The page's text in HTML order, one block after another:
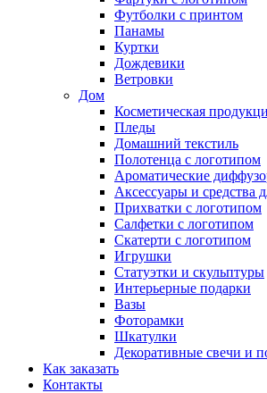
Футболки с принтом
Панамы
Куртки
Дождевики
Ветровки
Дом
Косметическая
Пледы
Домашний текстиль
Полотенца с логотипом
Ароматические
Аксессуары и средства
Прихватки с логотипом
Салфетки с логотипом
Скатерти с логотипом
Игрушки
Статуэтки и скульптуры
Интерьерные подарки
Вазы
Фоторамки
Шкатулки
Декоративные свечи и
Как заказать
Контакты